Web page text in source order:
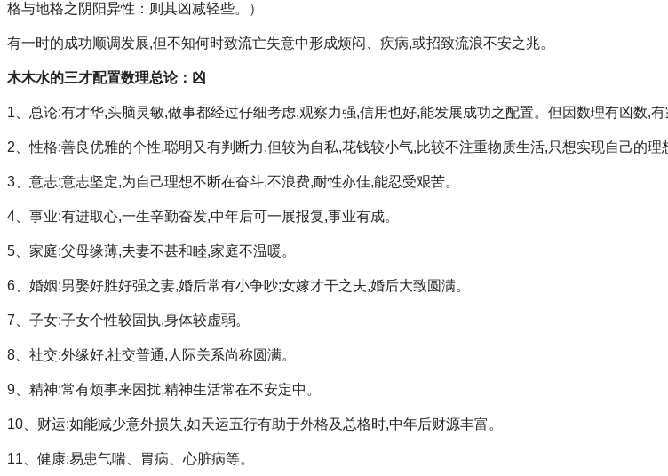
格与地格之阴阳异性：则其凶减轻些。）
有一时的成功顺调发展,但不知何时致流亡失意中形成烦闷、疾病,或招致流浪不安之兆。
木木水的三才配置数理总论：凶
1、总论:有才华,头脑灵敏,做事都经过仔细考虑,观察力强,信用也好,能发展成功之配置。但因数理有凶数,
2、性格:善良优雅的个性,聪明又有判断力,但较为自私,花钱较小气,比较不注重物质生活,只想实现自己的理
3、意志:意志坚定,为自己理想不断在奋斗,不浪费,耐性亦佳,能忍受艰苦。
4、事业:有进取心,一生辛勤奋发,中年后可一展报复,事业有成。
5、家庭:父母缘薄,夫妻不甚和睦,家庭不温暖。
6、婚姻:男娶好胜好强之妻,婚后常有小争吵;女嫁才干之夫,婚后大致圆满。
7、子女:子女个性较固执,身体较虚弱。
8、社交:外缘好,社交普通,人际关系尚称圆满。
9、精神:常有烦事来困扰,精神生活常在不安定中。
10、财运:如能减少意外损失,如天运五行有助于外格及总格时,中年后财源丰富。
11、健康:易患气喘、胃病、心脏病等。